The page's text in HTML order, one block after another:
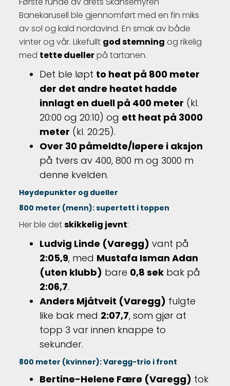
Banekarusell ble gjennomført med en fin miks
av sol og kald nordavind. En smak av både
vinter og vår. Likefullt god stemning og rikelig
med tette duellerpå tartanen.
Det ble løpt to heat på 800 meter
der det andre heatet hadde
innlagt en duell på 400 meter (kl.
20:00 og 20:10) og ett heat på 3000
meter (kl. 20:25).
Over 30 påmeldte/løpere i aksjon
på tvers av 400, 800 m og 3000 m
denne kvelden.
Høydepunkter og dueller
800 meter (menn): supertett i toppen
Her ble detskikkelig jevnt:
Ludvig Linde (Varegg) vant på
2:05,9, med Mustafa Isman Adan
(uten klubb) bare 0,8 sek bak på
2:06,7.
Anders Mjåtveit (Varegg) fulgte
like bak med 2:07,7, som gjør at
topp 3 var innen knappe to
sekunder.
800 meter (kvinner): Varegg-trio i front
Bertine-Helene Færø (Varegg) tok